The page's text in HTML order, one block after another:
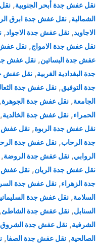
نقل عفش جدة أبحر الجنوبية,
الشمالية, نقل عفش جدة ابرق
الاجاويد, نقل عفش جدة الاجواد,
نقل عفش جدة الامواج, نقل عفش
عفش جدة البساتين, نقل عفش
جدة البغدادية الغربية, نقل عفش
جدة التوفيق, نقل عفش جدة
الجامعة, نقل عفش جدة الجوهرة,
الحمراء, نقل عفش جدة الخالدية,
نقل عفش جدة الربوة, نقل عفش
جدة الرحاب, نقل عفش جدة
الروابي, نقل عفش جدة الروضة,
نقل عفش جدة الريان, نقل عفش
جدة الزهراء, نقل عفش جدة
السلامة, نقل عفش جدة
السنابل, نقل عفش جدة الشاطئ,
الشرفية, نقل عفش جدة الشروق
الصالحية, نقل عفش جدة الصفا,